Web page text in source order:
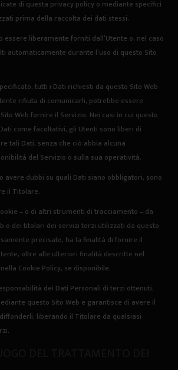
di questa privacy policy o mediante specifici
prima della raccolta dei dati stessi.
essere liberamente forniti dall’Utente o, nel caso
automaticamente durante l’uso di questo Sito
tutti i Dati richiesti da questo Sito Web
rifiuta di comunicarli, potrebbe essere
Web fornire il Servizio. Nei casi in cui questo
come facoltativi, gli Utenti sono liberi di
tali Dati, senza che ciò abbia alcuna
del Servizio o sulla sua operatività.
avere dubbi su quali Dati siano obbligatori, sono
il Titolare.
– o di altri strumenti di tracciamento – da
o dei titolari dei servizi terzi utilizzati da questo
precisato, ha la finalità di fornire il
oltre alle ulteriori finalità descritte nel
Cookie Policy, se disponibile.
dei Dati Personali di terzi ottenuti,
questo Sito Web e garantisce di avere il
liberando il Titolare da qualsiasi